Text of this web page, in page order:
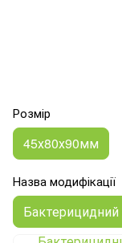
Розмір
45х80х90мм
Назва модифікації